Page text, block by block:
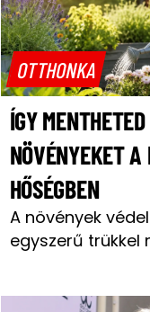
OTTHONKA
ÍGY
NÖVÉNYEKET A
HŐSÉGBEN
A növények
egyszerű trükkel